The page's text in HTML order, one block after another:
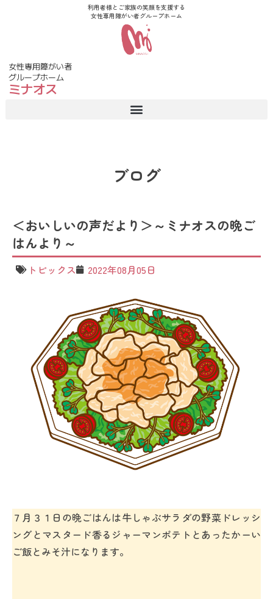
利用者様とご家族の笑顔を支援する
女性専用障がい者グループホーム
女性専用障がい者
グループホーム
ミナオス
ブログ
＜おいしいの声だより＞～ミナオスの晩ご
はんより～
トピックス 2022年08月05日
７月３１日の晩ごはんは牛しゃぶサラダの野菜ドレッシ
ングとマスタード香るジャーマンポテトとあったかーい
ご飯とみそ汁になります。